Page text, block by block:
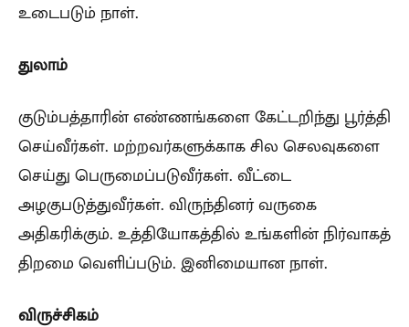
உடைபடும் நாள்.
துலாம்
குடும்பத்தாரின் எண்ணங்களை கேட்டறிந்து பூர்த்தி
செய்வீர்கள். மற்றவர்களுக்காக சில செலவுகளை
செய்து பெருமைப்படுவீர்கள். வீட்டை
அழகுபடுத்துவீர்கள். விருந்தினர் வருகை
அதிகரிக்கும். உத்தியோகத்தில் உங்களின் நிர்வாகத்
திறமை வெளிப்படும். இனிமையான நாள்.
விருச்சிகம்